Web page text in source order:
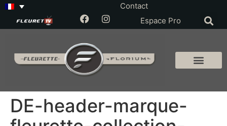
Contact
Espace Pro
DE-header-marque-